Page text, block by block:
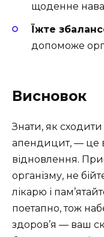
щоденне
Їжте
допоможе
Висновок
Знати, як сходити
апендицит, — це
відновлення.
організму, не
лікарю і
поетапно, тож
здоров’я — ваш